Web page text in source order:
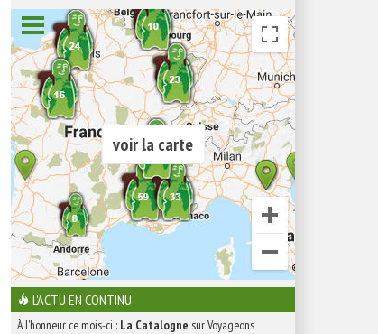
voir la carte
L'ACTU EN CONTINU
À l'honneur ce mois-ci : La Catalogne sur Voyageons